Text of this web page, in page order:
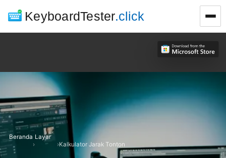
KeyboardTester.click
Beranda
›
Layar
›Kalkulator Jarak Tonton